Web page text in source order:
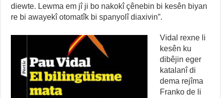
diewte. Lewma em jî ji bo nakokî çênebin bi kesên biyan
re bi awayekî otomatîk bi spanyolî diaxivin”.
Vidal rexne li
kesên ku
dibêjin eger
katalanî di
dema rejîma
Franko de li